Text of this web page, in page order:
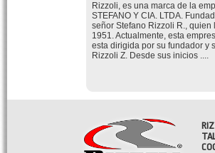
Rizzoli, es una marca de la
STEFANO Y CIA. LTDA.
señor Stefano Rizzoli R.,
1951. Actualmente, esta
esta dirigida por su fundador y
Rizzoli Z. Desde sus inicios ....